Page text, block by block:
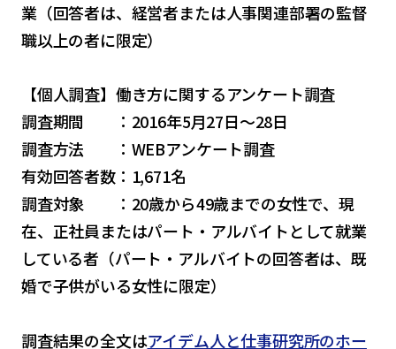
業（回答者は、経営者または人事関連部署の監督
職以上の者に限定）
【個人調査】働き方に関するアンケート調査
調査期間 ：2016年5月27日～28日
調査方法 ：WEBアンケート調査
有効回答者数：1,671名
調査対象 ：20歳から49歳までの女性で、現
在、正社員またはパート・アルバイトとして就業
している者（パート・アルバイトの回答者は、既
婚で子供がいる女性に限定）
調査結果の全文はアイデム人と仕事研究所のホー